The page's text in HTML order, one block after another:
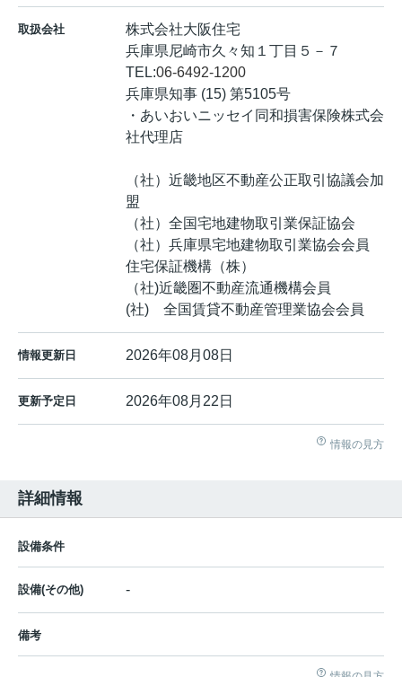
取扱会社
株式会社大阪住宅
兵庫県尼崎市久々知１丁目５－７
TEL:06-6492-1200
兵庫県知事 (15) 第5105号
・あいおいニッセイ同和損害保険株式会
社代理店
（社）近畿地区不動産公正取引協議会加
盟
（社）全国宅地建物取引業保証協会
（社）兵庫県宅地建物取引業協会会員
住宅保証機構（株）
（社)近畿圏不動産流通機構会員
(社) 全国賃貸不動産管理業協会会員
情報更新日 2026年08月08日
更新予定日 2026年08月22日
情報の見方
詳細情報
設備条件
設備(その他) -
備考